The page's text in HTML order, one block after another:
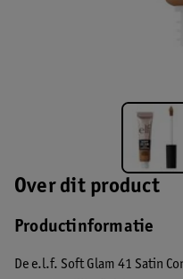
Over dit product
Productinformatie
De e.l.f. Soft Glam 41 Satin